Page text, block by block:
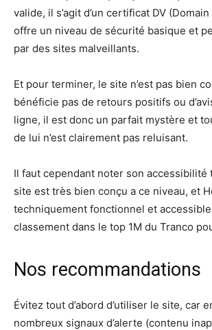
valide, il s’agit d’un certificat DV
offre un niveau de sécurité basique et
par des sites malveillants.
Et pour terminer, le site n’est pas bien
bénéficie pas de retours positifs ou
ligne, il est donc un parfait mystère et
de lui n’est clairement pas reluisant.
Il faut cependant noter son accessibilité
site est très bien conçu a ce niveau, et
techniquement fonctionnel et
classement dans le top 1M du Tranco
Nos recommandations
Évitez tout d’abord d’utiliser le site, car
nombreux signaux d’alerte (contenu